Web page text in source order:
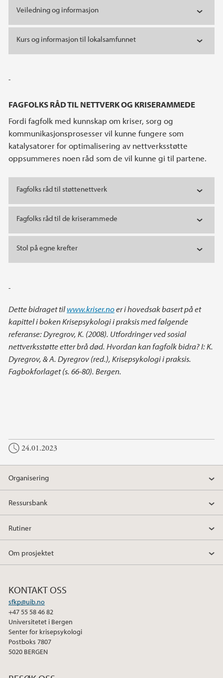
Veiledning og informasjon
Kurs og informasjon til lokalsamfunnet
-
FAGFOLKS RÅD TIL NETTVERK OG KRISERAMMEDE
Fordi fagfolk med kunnskap om kriser, sorg og
kommunikasjonsprosesser vil kunne fungere som
katalysatorer for optimalisering av nettverksstøtte
oppsummeres noen råd som de vil kunne gi til partene.
Fagfolks råd til støttenettverk
Fagfolks råd til de kriserammede
Stol på egne krefter
-
Dette bidraget tilwww.kriser.noer i hovedsak basert på et
kapittel i boken Krisepsykologi i praksis med følgende
referanse: Dyregrov, K. (2008). Utfordringer ved sosial
nettverksstøtte etter brå død. Hvordan kan fagfolk bidra? I: K.
Dyregrov, & A. Dyregrov (red.), Krisepsykologi i praksis.
Fagbokforlaget (s. 66-80). Bergen.
24.01.2023
Organisering
Ressursbank
Rutiner
Om prosjektet
KONTAKT OSS
sfkp@uib.no
+47 55 58 46 82
Universitetet i Bergen
Senter for krisepsykologi
Postboks 7807
5020 BERGEN